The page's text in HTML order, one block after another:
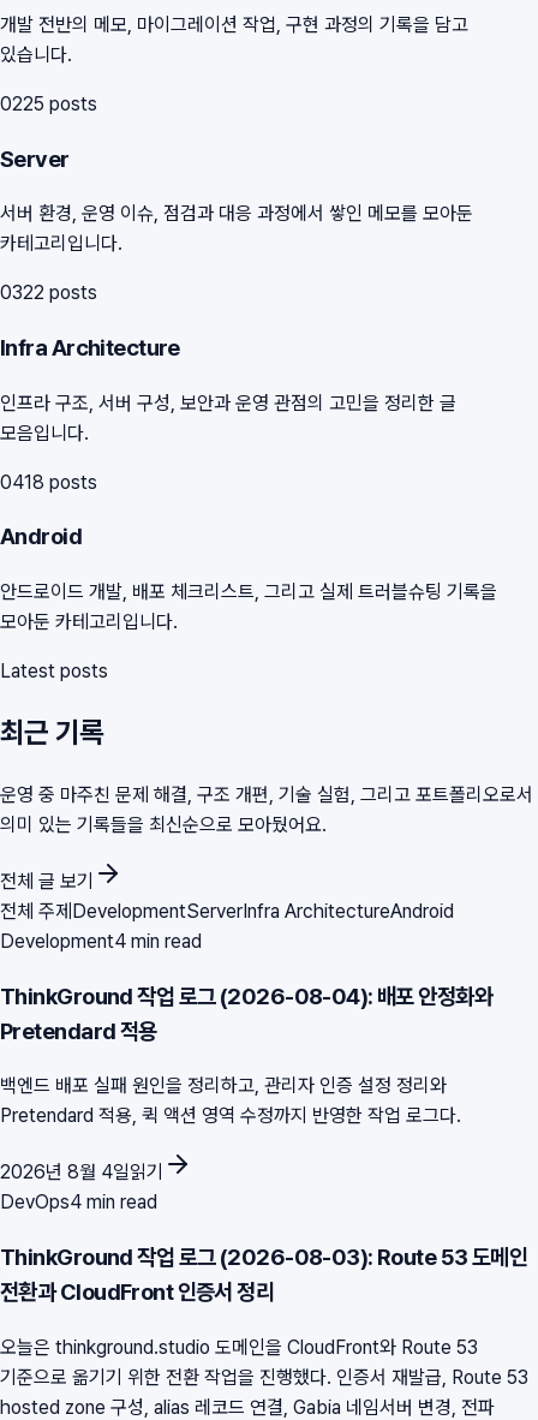
개발 전반의 메모, 마이그레이션 작업, 구현 과정의 기록을 담고
있습니다.
0225 posts
Server
서버 환경, 운영 이슈, 점검과 대응 과정에서 쌓인 메모를 모아둔
카테고리입니다.
0322 posts
Infra Architecture
인프라 구조, 서버 구성, 보안과 운영 관점의 고민을 정리한 글
모음입니다.
0418 posts
Android
안드로이드 개발, 배포 체크리스트, 그리고 실제 트러블슈팅 기록을
모아둔 카테고리입니다.
Latest posts
최근 기록
운영 중 마주친 문제 해결, 구조 개편, 기술 실험, 그리고 포트폴리오로서
의미 있는 기록들을 최신순으로 모아뒀어요.
전체 글 보기
전체 주제DevelopmentServerInfra ArchitectureAndroid
Development4 min read
ThinkGround 작업 로그 (2026-08-04): 배포 안정화와
Pretendard 적용
백엔드 배포 실패 원인을 정리하고, 관리자 인증 설정 정리와
Pretendard 적용, 퀵 액션 영역 수정까지 반영한 작업 로그다.
2026년 8월 4일읽기
DevOps4 min read
ThinkGround 작업 로그 (2026-08-03): Route 53 도메인
전환과 CloudFront 인증서 정리
오늘은 thinkground.studio 도메인을 CloudFront와 Route 53
기준으로 옮기기 위한 전환 작업을 진행했다. 인증서 재발급, Route 53
hosted zone 구성, alias 레코드 연결, Gabia 네임서버 변경, 전파